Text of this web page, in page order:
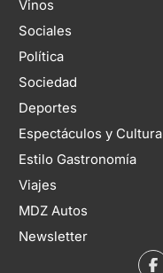
Vinos
Sociales
Política
Sociedad
Deportes
Espectáculos y Cultura
Estilo Gastronomía
Viajes
MDZ Autos
Newsletter